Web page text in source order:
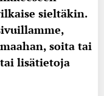
sieltäkin.
soita tai
lisätietoja